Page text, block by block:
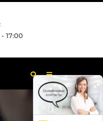
17:00